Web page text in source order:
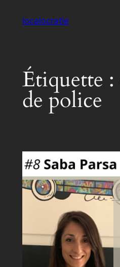
localocratie
Étiquette :
de police